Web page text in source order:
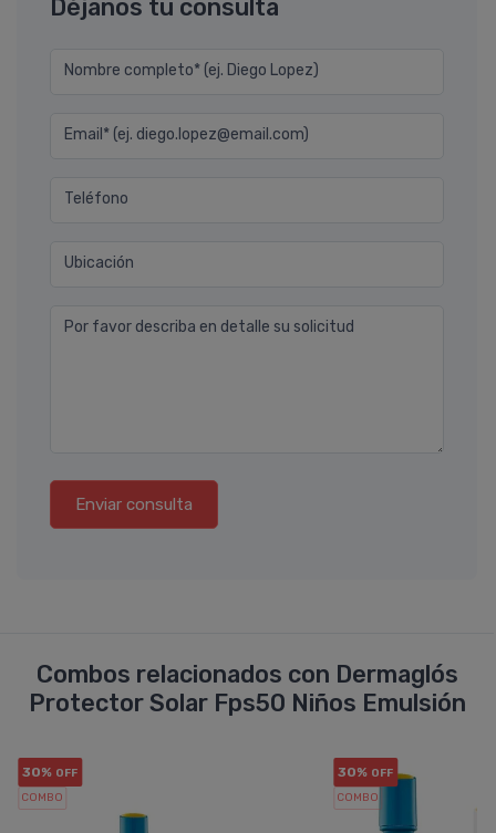
Déjanos tu consulta
Nombre completo* (ej. Diego Lopez)
Email* (ej. diego.lopez@email.com)
Teléfono
Ubicación
Por favor describa en detalle su solicitud
Enviar consulta
Combos relacionados con Dermaglós
Protector Solar Fps50 Niños Emulsión
30% OFF
COMBO
30% OFF
COMBO